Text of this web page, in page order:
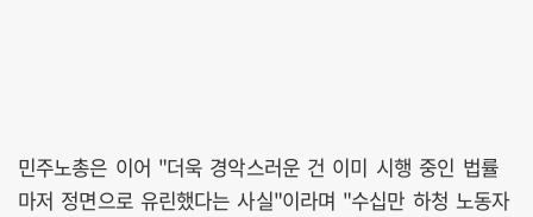
민주노총은 이어 "더욱 경악스러운 건 이미 시행 중인 법률
마저 정면으로 유린했다는 사실"이라며 "수십만 하청 노동자